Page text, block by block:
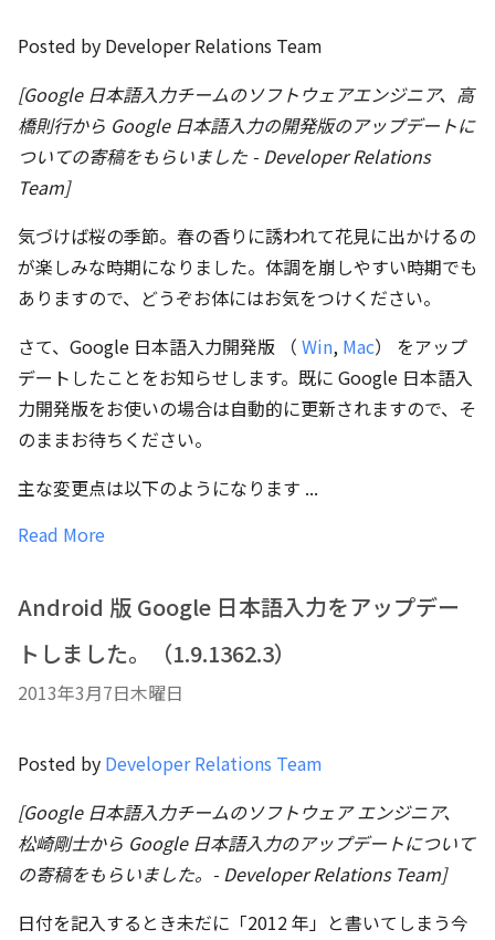
Posted by Developer Relations Team
[Google 日本語入力チームのソフトウェアエンジニア、高
橋則行から Google 日本語入力の開発版のアップデートに
ついての寄稿をもらいました - Developer Relations
Team]
気づけば桜の季節。春の香りに誘われて花見に出かけるの
が楽しみな時期になりました。体調を崩しやすい時期でも
ありますので、どうぞお体にはお気をつけください。
さて、Google 日本語入力開発版 （ Win, Mac） をアップ
デートしたことをお知らせします。既に Google 日本語入
力開発版をお使いの場合は自動的に更新されますので、そ
のままお待ちください。
主な変更点は以下のようになります ...
Read More
Android 版 Google 日本語入力をアップデー
トしました。（1.9.1362.3）
2013年3月7日木曜日
Posted by Developer Relations Team
[Google 日本語入力チームのソフトウェア エンジニア、
松崎剛士から Google 日本語入力のアップデートについて
の寄稿をもらいました。- Developer Relations Team]
日付を記入するとき未だに「2012 年」と書いてしまう今